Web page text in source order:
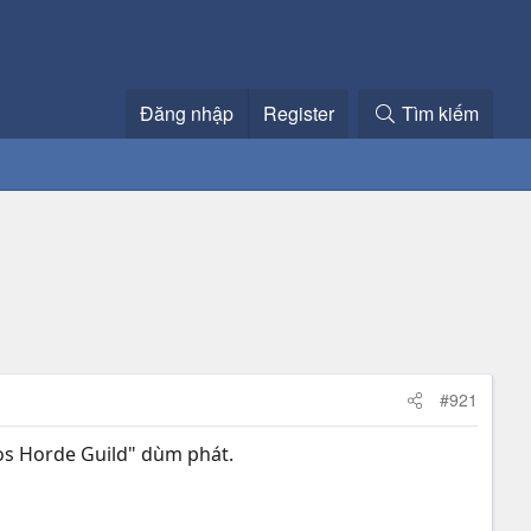
Đăng nhập Register Tìm kiếm
#921
Horde Guild" dùm phát.